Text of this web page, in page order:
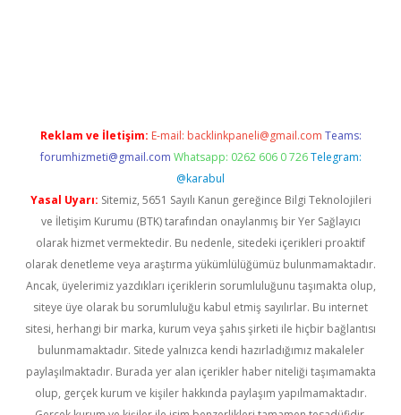
Reklam ve İletişim: E-mail: backlinkpaneli@gmail.com Teams:
forumhizmeti@gmail.com Whatsapp: 0262 606 0 726 Telegram:
@karabul
Yasal Uyarı: Sitemiz, 5651 Sayılı Kanun gereğince Bilgi Teknolojileri
ve İletişim Kurumu (BTK) tarafından onaylanmış bir Yer Sağlayıcı
olarak hizmet vermektedir. Bu nedenle, sitedeki içerikleri proaktif
olarak denetleme veya araştırma yükümlülüğümüz bulunmamaktadır.
Ancak, üyelerimiz yazdıkları içeriklerin sorumluluğunu taşımakta olup,
siteye üye olarak bu sorumluluğu kabul etmiş sayılırlar. Bu internet
sitesi, herhangi bir marka, kurum veya şahıs şirketi ile hiçbir bağlantısı
bulunmamaktadır. Sitede yalnızca kendi hazırladığımız makaleler
paylaşılmaktadır. Burada yer alan içerikler haber niteliği taşımamakta
olup, gerçek kurum ve kişiler hakkında paylaşım yapılmamaktadır.